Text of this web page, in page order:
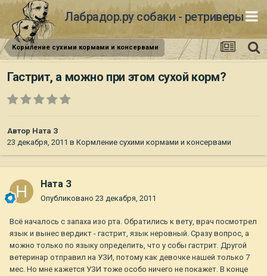
Лабрадор.ру собаки - ретриверы
Кормление сухими кормами и консервами
Гастрит, а можно при этом сухой корм?
Автор Ната З
23 декабря, 2011 в Кормление сухими кормами и консервами
Ната З
Опубликовано 23 декабря, 2011
Всё началось с запаха изо рта. Обратились к вету, врач посмотрел
язык и вынес вердикт - гастрит, язык неровный. Сразу вопрос, а
можно только по языку определить, что у собы гастрит. Другой
ветеринар отправил на УЗИ, потому как девочке нашей только 7
мес. Но мне кажется УЗИ тоже особо ничего не покажет. В конце